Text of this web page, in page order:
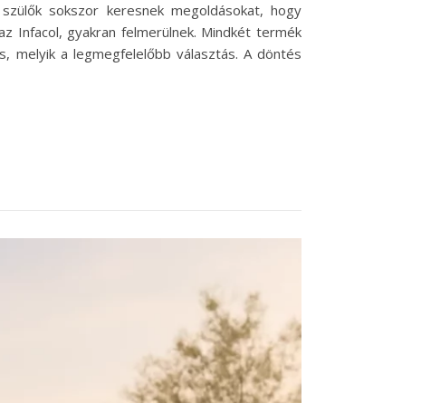
sokszor keresnek megoldásokat, hogy
Infacol, gyakran felmerülnek. Mindkét termék
melyik a legmegfelelőbb választás. A döntés